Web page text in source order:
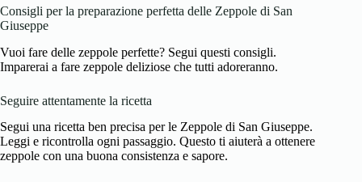
Consigli per la preparazione perfetta delle Zeppole di San
Giuseppe
Vuoi fare delle zeppole perfette? Segui questi consigli.
Imparerai a fare zeppole deliziose che tutti adoreranno.
Seguire attentamente la ricetta
Segui una ricetta ben precisa per le Zeppole di San Giuseppe.
Leggi e ricontrolla ogni passaggio. Questo ti aiuterà a ottenere
zeppole con una buona consistenza e sapore.